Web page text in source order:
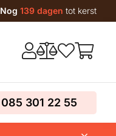
Nog 139 dagen tot kerst
085 301 22 55